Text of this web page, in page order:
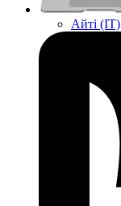
Айті (IT)